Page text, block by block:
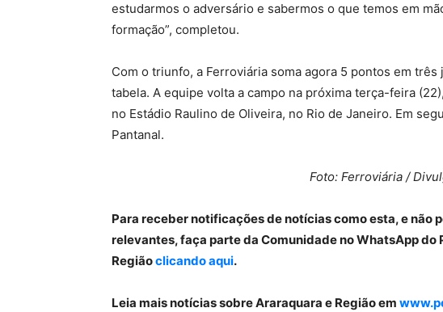
estudarmos o adversário e sabermos o que temos em
formação”, completou.
Com o triunfo, a Ferroviária soma agora 5 pontos em três
tabela. A equipe volta a campo na próxima terça-feira
no Estádio Raulino de Oliveira, no Rio de Janeiro. Em
Pantanal.
Foto: Ferroviária /
Para receber notificações de notícias como esta, e não
relevantes, faça parte da Comunidade no WhatsApp do
Regiãoclicando aqui.
Leia mais notícias sobre Araraquara e Região em